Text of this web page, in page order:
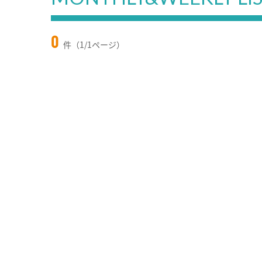
0 件（1/1ページ）